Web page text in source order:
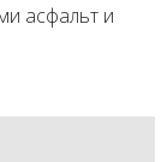
асфальт и